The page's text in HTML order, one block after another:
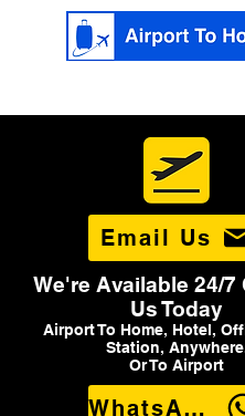
Email Us
We're Available 24/7
Us Today
Airport To Home, Hotel,
Station,
Or To Airport
WhatsApp Us